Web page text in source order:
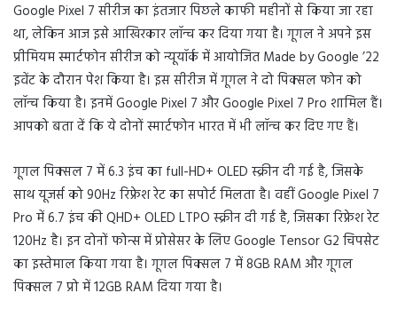
Google Pixel 7 सीरीज का इंतजार पिछले काफी महीनों से किया जा रहा
था, लेकिन आज इसे आखिरकार लॉन्च कर दिया गया है। गूगल ने अपने इस
प्रीमियम स्मार्टफोन सीरीज को न्यूयॉर्क में आयोजित Made by Google ’22
इवेंट के दौरान पेश किया है। इस सीरीज में गूगल ने दो पिक्सल फोन को
लॉन्च किया है। इनमें Google Pixel 7 और Google Pixel 7 Pro शामिल हैं।
आपको बता दें कि ये दोनों स्मार्टफोन भारत में भी लॉन्च कर दिए गए हैं।
गूगल पिक्सल 7 में 6.3 इंच का full-HD+ OLED स्क्रीन दी गई है, जिसके
साथ यूजर्स को 90Hz रिफ्रेश रेट का सपोर्ट मिलता है। वहीं Google Pixel 7
Pro में 6.7 इंच की QHD+ OLED LTPO स्क्रीन दी गई है, जिसका रिफ्रेश रेट
120Hz है। इन दोनों फोन्स में प्रोसेसर के लिए Google Tensor G2 चिपसेट
का इस्तेमाल किया गया है। गूगल पिक्सल 7 में 8GB RAM और गूगल
पिक्सल 7 प्रो में 12GB RAM दिया गया है।